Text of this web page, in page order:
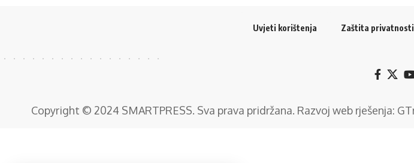
Uvjeti korištenja Zaštita privatnosti
Copyright © 2024 SMARTPRESS. Sva prava pridržana. Razvoj web rješenja: